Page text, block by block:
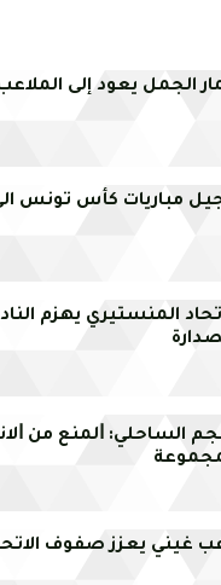
الجمل يعود إلى
مباريات كأس تونس
المنستيري يهزم
الساحلي: ﺍﻟﻤﻨﻊ ﻣﻦ
غيني يعزز صفوف